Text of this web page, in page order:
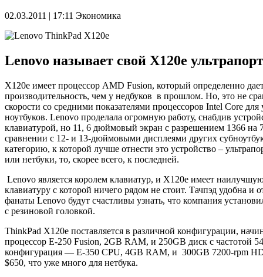
02.03.2011 | 17:11 Экономика
Lenovo называет свой X120e
X120e имеет процессор AMD Fusion, который определенно
производительность, чем у недбуков в прошлом. Но, это не
скорости со средними показателями процессоров Intel Core для
ноутбуков. Lenovo проделала огромную работу, снабдив
клавиатурой, но 11, 6 дюймовый экран с разрешением 1366 на
сравнении с 12- и 13-дюймовыми дисплеями других
категорию, к которой лучше отнести это устройство –
или нетбуки, то, скорее всего, к последней.
Lenovo является королем клавиатур, и X120e имеет
клавиатуру с которой ничего рядом не стоит. Тачпэд удобна и
фанаты Lenovo будут счастливы узнать, что компания
с резиновой головкой.
ThinkPad X120e поставляется в различной конфигурации,
процессор E-250 Fusion, 2GB RAM, и 250GB диск с частотой
конфигурация — E-350 CPU, 4GB RAM, и 300GB 7200-rpm
$650, что уже много для нетбука.